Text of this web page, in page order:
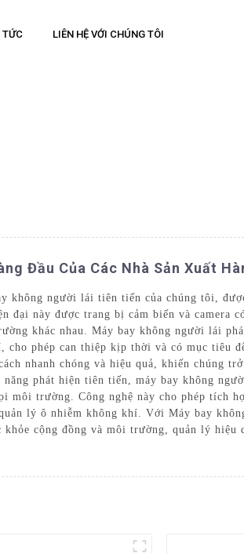
TỨC LIÊN HỆ VỚI CHÚNG TÔI
Đầu Của Các Nhà Sản Xuất
không người lái tiên tiến của chúng tôi,
này được trang bị cảm biến và camera
khác nhau. Máy bay không người lái
phép can thiệp kịp thời và có mục tiêu
nhanh chóng và hiệu quả, khiến chúng
phát hiện tiên tiến, máy bay không
môi trường. Công nghệ này cho phép tích
lý ô nhiễm không khí. Với Máy bay
cộng đồng và môi trường, quản lý hiệu